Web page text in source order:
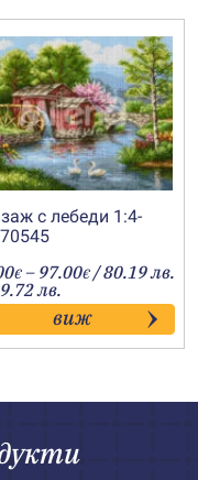
с лебеди 1:4-
€ – 97.00€Price
range:
41.00€
through
97.00€
/ 80.19 лв.
лв.
виж